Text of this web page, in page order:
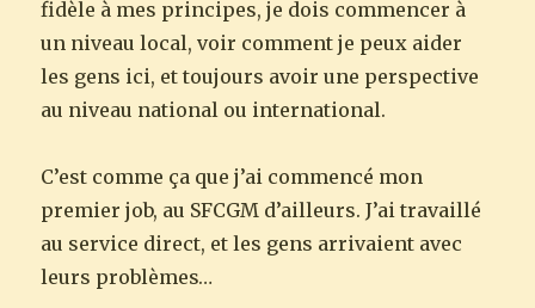
fidèle à mes principes, je dois commencer à
un niveau local, voir comment je peux aider
les gens ici, et toujours avoir une perspective
au niveau national ou international.
C’est comme ça que j’ai commencé mon
premier job, au SFCGM d’ailleurs. J’ai travaillé
au service direct, et les gens arrivaient avec
leurs problèmes…